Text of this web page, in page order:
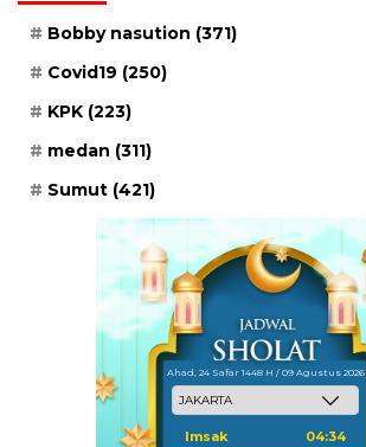
Bobby nasution (371)
Covid19 (250)
KPK (223)
medan (311)
Sumut (421)
Ahad, 24 Safar 1448 H / 09 Agustus 2026
Imsak 04:34